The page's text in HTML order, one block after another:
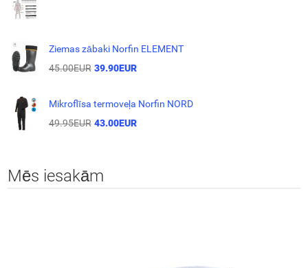
Ziemas zābaki Norfin ELEMENT
45.00EUR 39.90EUR
Mikroflīsa termoveļa Norfin NORD
49.95EUR 43.00EUR
Mēs iesakām